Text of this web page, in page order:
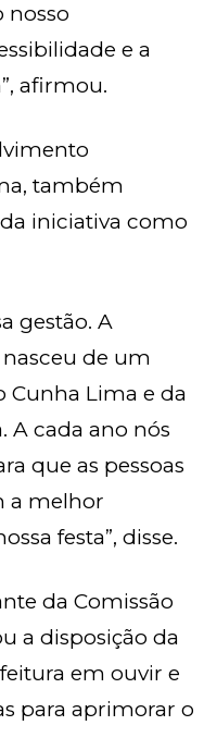
nosso
e a
afirmou.
também
iniciativa como
gestão. A
de um
Cunha Lima e da
A cada ano nós
que as pessoas
a melhor
festa”, disse.
da Comissão
a disposição da
em ouvir e
para aprimorar o